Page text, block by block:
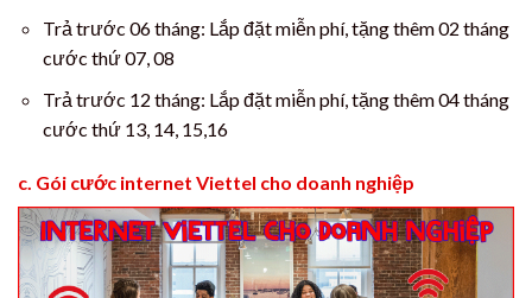
Trả trước 06 tháng: Lắp đặt miễn phí, tặng thêm 02 tháng
cước thứ 07, 08
Trả trước 12 tháng: Lắp đặt miễn phí, tặng thêm 04 tháng
cước thứ 13, 14, 15,16
c. Gói cước internet Viettel cho doanh nghiệp